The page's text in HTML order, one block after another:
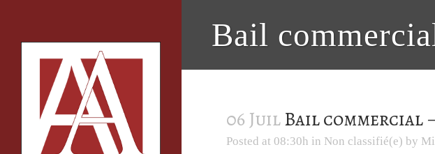
Bail
06 JuilBail commercial
Posted at 08:30h in Non classifié(e) by